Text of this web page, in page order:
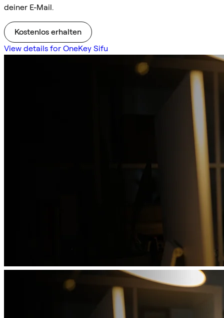
deiner E-Mail.
Kostenlos erhalten
View details for OneKey Sifu